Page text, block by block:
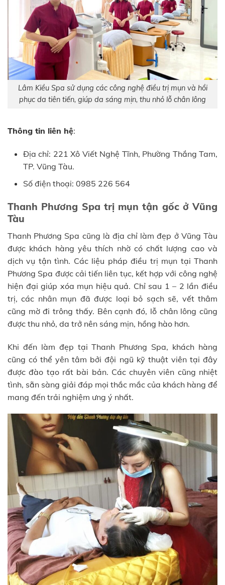
Lâm Kiều Spa sử dụng các công nghệ điều trị mụn và hồi
phục da tiên tiến, giúp da sáng mịn, thu nhỏ lỗ chân lông
Thông tin liên hệ:
Địa chỉ: 221 Xô Viết Nghệ Tĩnh, Phường Thắng Tam,
TP. Vũng Tàu.
Số điện thoại: 0985 226 564
Thanh Phương Spa trị mụn tận gốc ở Vũng
Tàu
Thanh Phương Spa cũng là địa chỉ làm đẹp ở Vũng Tàu
được khách hàng yêu thích nhờ có chất lượng cao và
dịch vụ tận tình. Các liệu pháp điều trị mụn tại Thanh
Phương Spa được cải tiến liên tục, kết hợp với công nghệ
hiện đại giúp xóa mụn hiệu quả. Chỉ sau 1 – 2 lần điều
trị, các nhân mụn đã được loại bỏ sạch sẽ, vết thâm
cũng mờ đi trông thấy. Bên cạnh đó, lỗ chân lông cũng
được thu nhỏ, da trở nên sáng mịn, hồng hào hơn.
Khi đến làm đẹp tại Thanh Phương Spa, khách hàng
cũng có thể yên tâm bởi đội ngũ kỹ thuật viên tại đây
được đào tạo rất bài bản. Các chuyên viên cũng nhiệt
tình, sẵn sàng giải đáp mọi thắc mắc của khách hàng để
mang đến trải nghiệm ưng ý nhất.